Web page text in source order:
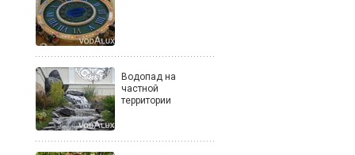
Водопад на
частной
территории